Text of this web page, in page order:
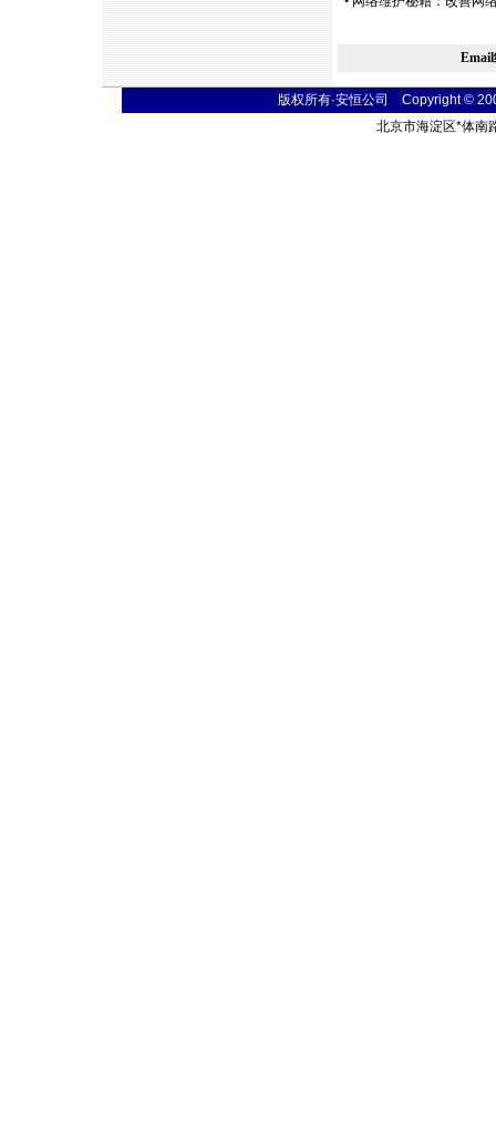
版权所有·安恒公司 Copyright ©
北京市海淀区*体南